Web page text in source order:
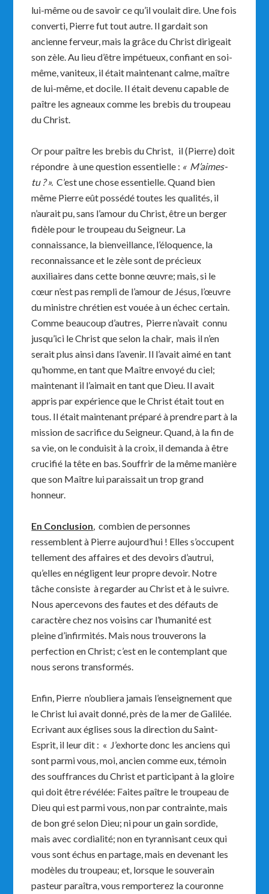
lui-même ou de savoir ce qu’il voulait dire. Une fois
converti, Pierre fut tout autre. Il gardait son
ancienne ferveur, mais la grâce du Christ dirigeait
son zèle. Au lieu d’être impétueux, confiant en soi-
même, vaniteux, il était maintenant calme, maître
de lui-même, et docile. Il était devenu capable de
paître les agneaux comme les brebis du troupeau
du Christ.
Or pour paître les brebis du Christ, il (Pierre) doit
répondre à une question essentielle : « M’aimes-
tu ? ». C’est une chose essentielle. Quand bien
même Pierre eût possédé toutes les qualités, il
n’aurait pu, sans l’amour du Christ, être un berger
fidèle pour le troupeau du Seigneur. La
connaissance, la bienveillance, l’éloquence, la
reconnaissance et le zèle sont de précieux
auxiliaires dans cette bonne œuvre; mais, si le
cœur n’est pas rempli de l’amour de Jésus, l’œuvre
du ministre chrétien est vouée à un échec certain.
Comme beaucoup d’autres, Pierre n’avait connu
jusqu’ici le Christ que selon la chair, mais il n’en
serait plus ainsi dans l’avenir. Il l’avait aimé en tant
qu’homme, en tant que Maître envoyé du ciel;
maintenant il l’aimait en tant que Dieu. Il avait
appris par expérience que le Christ était tout en
tous. Il était maintenant préparé à prendre part à la
mission de sacrifice du Seigneur. Quand, à la fin de
sa vie, on le conduisit à la croix, il demanda à être
crucifié la tête en bas. Souffrir de la même manière
que son Maître lui paraissait un trop grand
honneur.
En Conclusion, combien de personnes
ressemblent à Pierre aujourd’hui ! Elles s’occupent
tellement des affaires et des devoirs d’autrui,
qu’elles en négligent leur propre devoir. Notre
tâche consiste à regarder au Christ et à le suivre.
Nous apercevons des fautes et des défauts de
caractère chez nos voisins car l’humanité est
pleine d’infirmités. Mais nous trouverons la
perfection en Christ; c’est en le contemplant que
nous serons transformés.
Enfin, Pierre n’oubliera jamais l’enseignement que
le Christ lui avait donné, près de la mer de Galilée.
Ecrivant aux églises sous la direction du Saint-
Esprit, il leur dit : « J’exhorte donc les anciens qui
sont parmi vous, moi, ancien comme eux, témoin
des souffrances du Christ et participant à la gloire
qui doit être révélée: Faites paître le troupeau de
Dieu qui est parmi vous, non par contrainte, mais
de bon gré selon Dieu; ni pour un gain sordide,
mais avec cordialité; non en tyrannisant ceux qui
vous sont échus en partage, mais en devenant les
modèles du troupeau; et, lorsque le souverain
pasteur paraîtra, vous remporterez la couronne